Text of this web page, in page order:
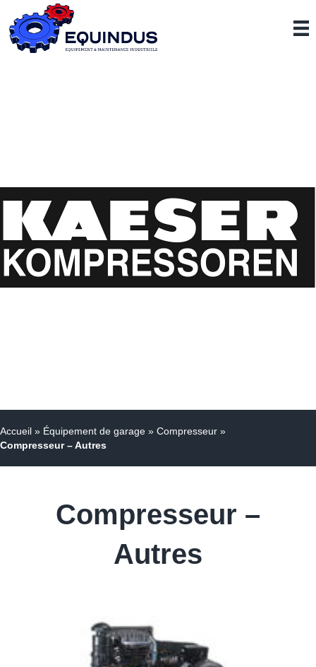
Accueil » Équipement de garage » Compresseur »
Compresseur – Autres
Compresseur –
Autres